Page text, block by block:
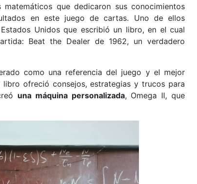
que dedicaron sus conocimientos
en este juego de cartas. Uno de ellos
Unidos que escribió un libro, en el cual
Beat the Dealer de 1962, un verdadero
como una referencia del juego y el mejor
ofreció consejos, estrategias y trucos para
una máquina personalizada, Omega II, que